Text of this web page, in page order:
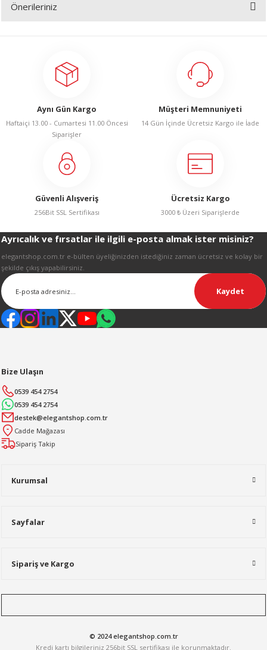
Önerileriniz
Görüş ve önerileriniz için teşekkür ederiz.
Ürün açıklamasında eksik bilgiler bulunuyor.
Ürün bilgilerinde hatalar bulunuyor.
Ürün fiyatı diğer sitelerden daha pahalı.
Bu ürüne benzer farklı alternatifler olmalı.
Gönder
Aynı Gün Kargo
Haftaiçi 13.00 - Cumartesi 11.00 Öncesi
Siparişler
Müşteri Memnuniyeti
14 Gün İçinde Ücretsiz Kargo ile İade
Güvenli Alışveriş
256Bit SSL Sertifikası
Ücretsiz Kargo
3000 ₺ Üzeri Siparişlerde
Ayrıcalık ve fırsatlar ile ilgili e-posta almak ister misiniz?
elegantshop.com.tr e-bülten üyeliğinizden istediğiniz zaman ücretsiz ve kolay bir
şekilde çıkış yapabilirsiniz.
Kaydet
Kurumsal
Sayfalar
Sipariş ve Kargo
Bize Ulaşın
0539 454 2754
0539 454 2754
destek@elegantshop.com.tr
Cadde Mağazası
Sipariş Takip
© 2024 elegantshop.com.tr
Kredi kartı bilgileriniz 256bit SSL sertifikası ile korunmaktadır.